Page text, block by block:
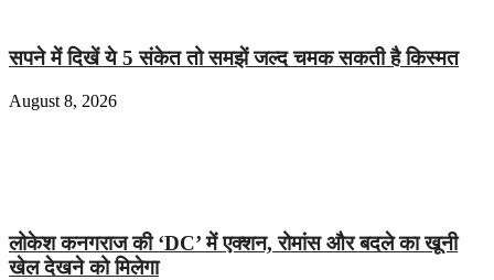
सपने में दिखें ये 5 संकेत तो समझें जल्द चमक सकती है किस्मत
August 8, 2026
लोकेश कनगराज की ‘DC’ में एक्शन, रोमांस और बदले का खूनी
खेल देखने को मिलेगा